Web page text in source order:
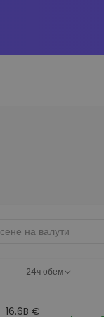
изпълнение
24ч обем
16.6B €